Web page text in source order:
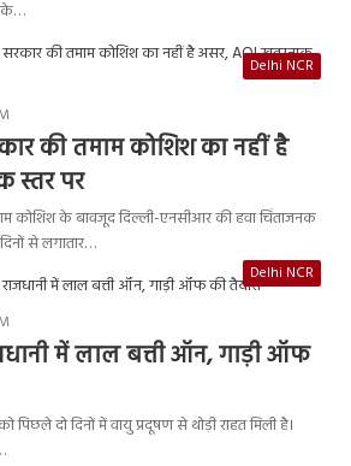
Delhi NCR
की तमाम कोशिश का नहीं है
स्तर पर
कोशिश के बावजूद दिल्ली-एनसीआर की हवा चिंताजनक
से लगातार…
Delhi NCR
में लाल बत्ती ऑन, गाड़ी ऑफ
पिछले दो दिनों में वायु प्रदूषण से थोड़ी राहत मिली है।